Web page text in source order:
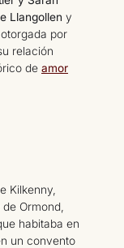
Llangollen y
por
relación
de amor
Kilkenny,
de Ormond,
habitaba en
un convento